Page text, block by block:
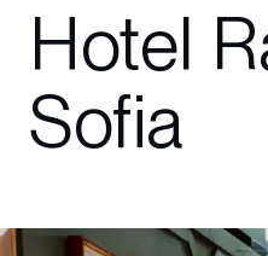
Hotel
Sofia